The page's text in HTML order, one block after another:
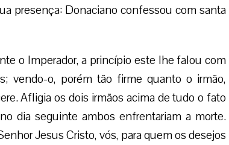
presença: Donaciano confessou com santa
o Imperador, a princípio este lhe falou com
vendo-o, porém tão firme quanto o irmão,
Afligia os dois irmãos acima de tudo o fato
dia seguinte ambos enfrentariam a morte.
Jesus Cristo, vós, para quem os desejos